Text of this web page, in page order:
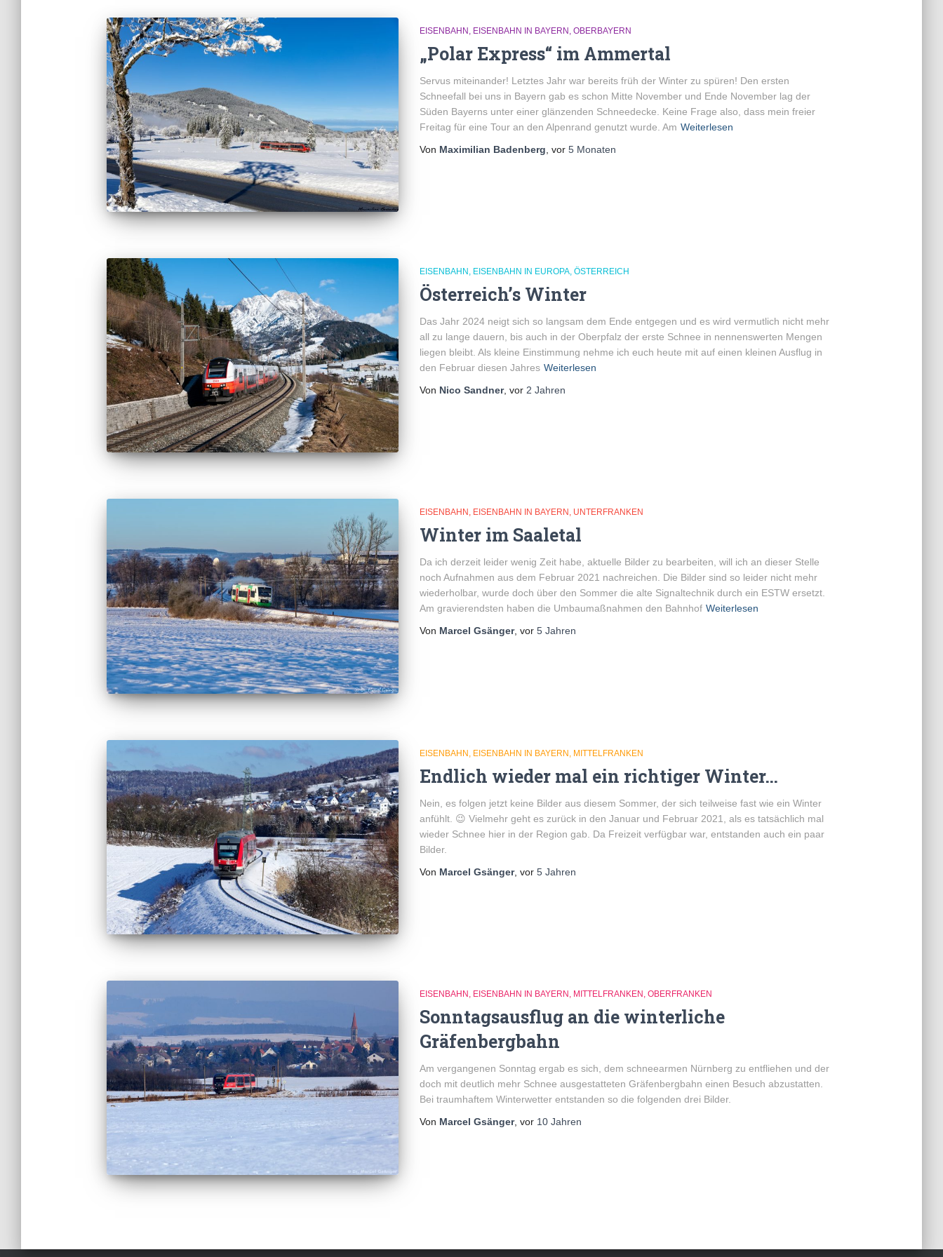
EISENBAHN EISENBAHN IN BAYERN OBERBAYERN
„Polar Express“ im Ammertal
Servus miteinander! Letztes Jahr war bereits früh der Winter zu spüren! Den ersten
Schneefall bei uns in Bayern gab es schon Mitte November und Ende November lag der
Süden Bayerns unter einer glänzenden Schneedecke. Keine Frage also, dass mein freier
Freitag für eine Tour an den Alpenrand genutzt wurde. Am Weiterlesen
Von Maximilian Badenberg , vor 5 Monaten
EISENBAHN EISENBAHN IN EUROPA ÖSTERREICH
Österreich’s Winter
Das Jahr 2024 neigt sich so langsam dem Ende entgegen und es wird vermutlich nicht mehr
all zu lange dauern, bis auch in der Oberpfalz der erste Schnee in nennenswerten Mengen
liegen bleibt. Als kleine Einstimmung nehme ich euch heute mit auf einen kleinen Ausflug in
den Februar diesen Jahres Weiterlesen
Von Nico Sandner, vor 2 Jahren
EISENBAHN EISENBAHN IN BAYERN UNTERFRANKEN
Winter im Saaletal
Da ich derzeit leider wenig Zeit habe, aktuelle Bilder zu bearbeiten, will ich an dieser Stelle
noch Aufnahmen aus dem Februar 2021 nachreichen. Die Bilder sind so leider nicht mehr
wiederholbar, wurde doch über den Sommer die alte Signaltechnik durch ein ESTW ersetzt.
Am gravierendsten haben die Umbaumaßnahmen den Bahnhof Weiterlesen
Von Marcel Gsänger, vor 5 Jahren
EISENBAHN EISENBAHN IN BAYERN MITTELFRANKEN
Endlich wieder mal ein richtiger Winter…
Nein, es folgen jetzt keine Bilder aus diesem Sommer, der sich teilweise fast wie ein Winter
anfühlt. 😉 Vielmehr geht es zurück in den Januar und Februar 2021, als es tatsächlich mal
wieder Schnee hier in der Region gab. Da Freizeit verfügbar war, entstanden auch ein paar
Bilder.
Von Marcel Gsänger, vor 5 Jahren
EISENBAHN EISENBAHN IN BAYERN MITTELFRANKEN OBERFRANKEN
Sonntagsausflug an die winterliche
Gräfenbergbahn
Am vergangenen Sonntag ergab es sich, dem schneearmen Nürnberg zu entfliehen und der
doch mit deutlich mehr Schnee ausgestatteten Gräfenbergbahn einen Besuch abzustatten.
Bei traumhaftem Winterwetter entstanden so die folgenden drei Bilder.
Von Marcel Gsänger, vor 10 Jahren